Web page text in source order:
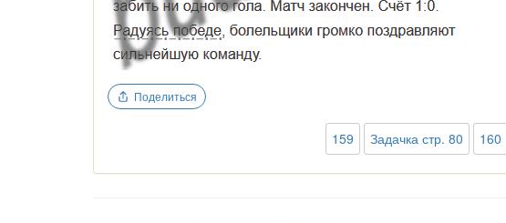
Поделиться
159 Задачка стр. 80 160